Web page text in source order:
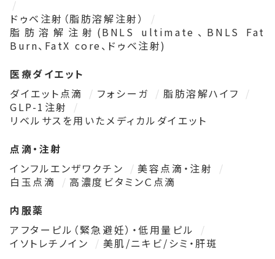
ドゥベ注射（脂肪溶解注射）
脂肪溶解注射(BNLS ultimate、BNLS Fat
Burn、FatX core、ドゥベ注射)
医療ダイエット
ダイエット点滴
フォシーガ
脂肪溶解ハイフ
GLP-1注射
リベルサスを用いたメディカルダイエット
点滴・注射
インフルエンザワクチン
美容点滴・注射
白玉点滴
高濃度ビタミンＣ点滴
内服薬
アフターピル（緊急避妊）・低用量ピル
イソトレチノイン
美肌/ニキビ/シミ・肝斑